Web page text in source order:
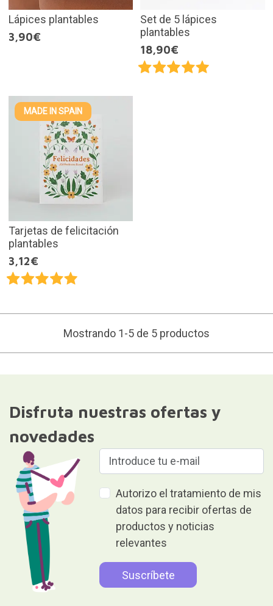
Lápices plantables
3,90€
Set de 5 lápices
plantables
18,90€
MADE IN SPAIN
Tarjetas de felicitación
plantables
3,12€
Mostrando 1-5 de 5 productos
Disfruta nuestras ofertas y
novedades
Autorizo el tratamiento de mis
datos para recibir ofertas de
productos y noticias
relevantes